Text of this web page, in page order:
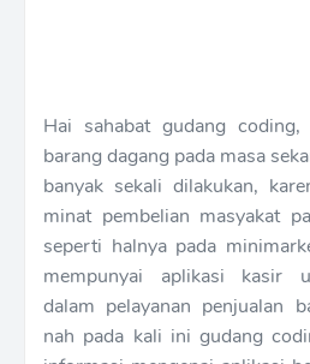
Hai sahabat gudang
barang dagang pada masa
banyak sekali dilakukan,
minat pembelian masyakat
seperti halnya pada
mempunyai aplikasi kasir
dalam pelayanan penjualan
nah pada kali ini gudang